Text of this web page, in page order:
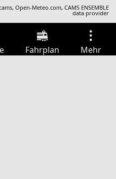
,Open-Meteo.com,CAMS ENSEMBLE
data provider
Fahrplan Mehr